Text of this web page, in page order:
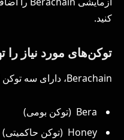
کنید.
توکن‌های مورد نیاز را
Berachain، دارای سه توکن اصلی است:
Bera (توکن بومی)
Honey (توکن حاکمیتی)